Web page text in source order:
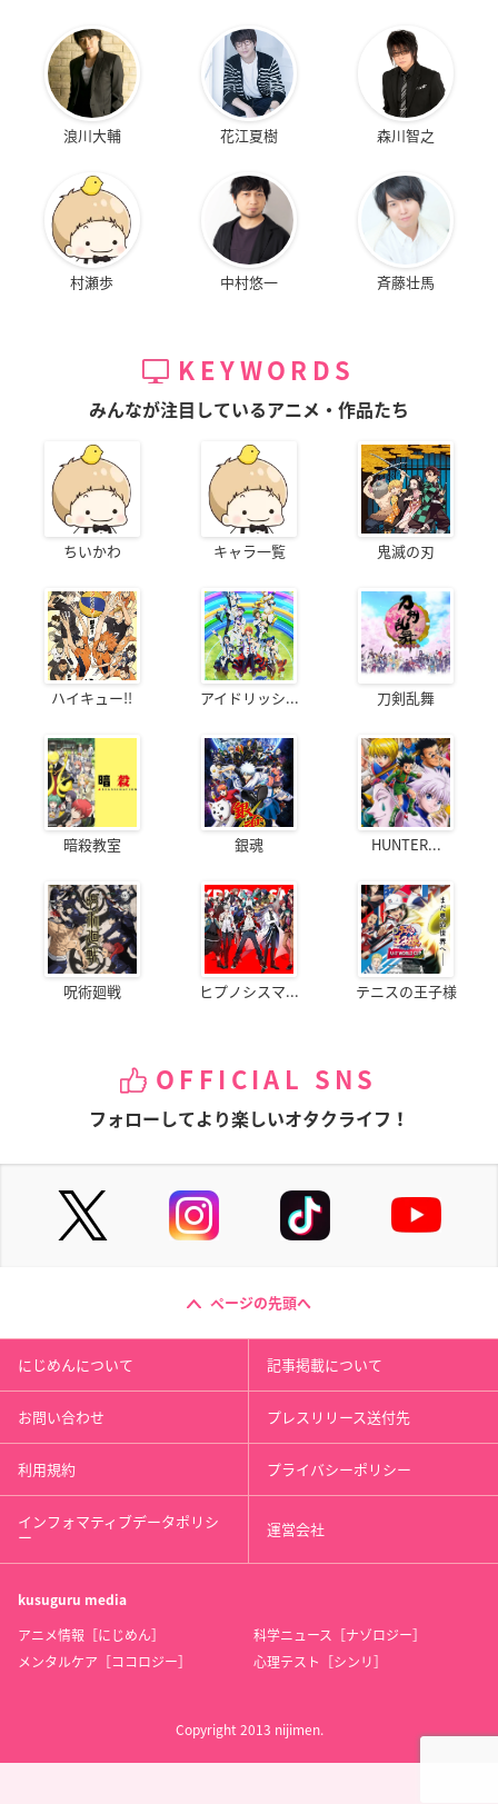
浪川大輔 花江夏樹 森川智之
村瀬歩 中村悠一 斉藤壮馬
KEYWORDS
みんなが注目しているアニメ・作品たち
ちいかわ キャラ一覧 鬼滅の刃
ハイキュー!! アイドリッシ... 刀剣乱舞
暗殺教室 銀魂 HUNTER...
呪術廻戦 ヒプノシスマ... テニスの王子様
OFFICIAL SNS
フォローしてより楽しいオタクライフ！
ページの先頭へ
にじめんについて 記事掲載について
お問い合わせ プレスリリース送付先
利用規約 プライバシーポリシー
インフォマティブデータポリシ
ー 運営会社
kusuguru media
アニメ情報［にじめん］
科学ニュース［ナゾロジー］
メンタルケア［ココロジー］
心理テスト［シンリ］
Copyright 2013 nijimen.